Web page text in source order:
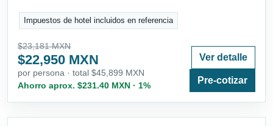
Impuestos de hotel incluidos en referencia
$23,181 MXN
$22,950 MXN
por persona · total $45,899 MXN
Ahorro aprox. $231.40 MXN · 1%
Ver detalle
Pre-cotizar